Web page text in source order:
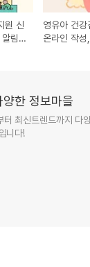
원 신
림
영유아 건
온라인 작
한 정보마을
최신트렌드까지 다
니다!